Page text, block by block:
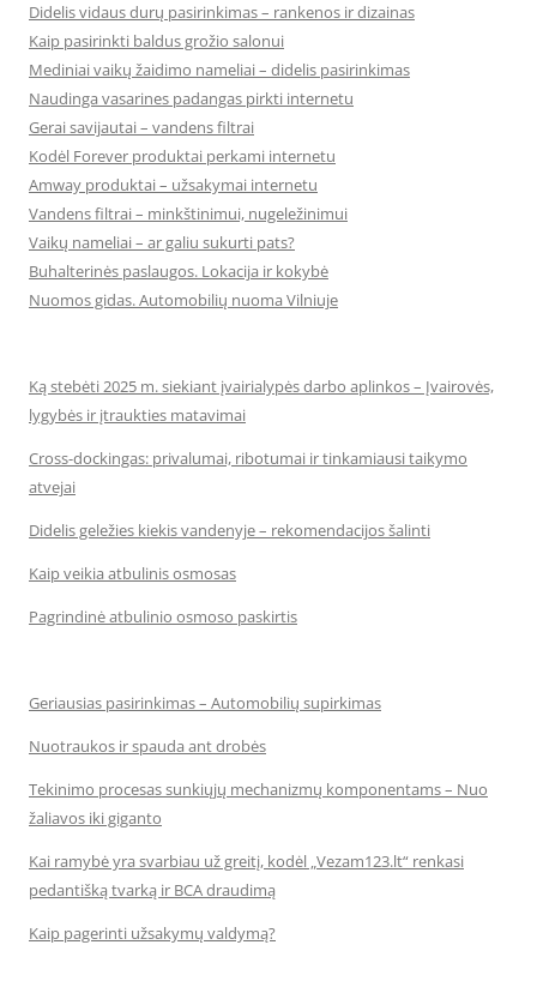
Didelis vidaus durų pasirinkimas – rankenos ir dizainas
Kaip pasirinkti baldus grožio salonui
Mediniai vaikų žaidimo nameliai – didelis pasirinkimas
Naudinga vasarines padangas pirkti internetu
Gerai savijautai – vandens filtrai
Kodėl Forever produktai perkami internetu
Amway produktai – užsakymai internetu
Vandens filtrai – minkštinimui, nugeležinimui
Vaikų nameliai – ar galiu sukurti pats?
Buhalterinės paslaugos. Lokacija ir kokybė
Nuomos gidas. Automobilių nuoma Vilniuje
Ką stebėti 2025 m. siekiant įvairialypės darbo aplinkos – Įvairovės,
lygybės ir įtraukties matavimai
Cross-dockingas: privalumai, ribotumai ir tinkamiausi taikymo
atvejai
Didelis geležies kiekis vandenyje – rekomendacijos šalinti
Kaip veikia atbulinis osmosas
Pagrindinė atbulinio osmoso paskirtis
Geriausias pasirinkimas – Automobilių supirkimas
Nuotraukos ir spauda ant drobės
Tekinimo procesas sunkiųjų mechanizmų komponentams – Nuo
žaliavos iki giganto
Kai ramybė yra svarbiau už greitį, kodėl „Vezam123.lt“ renkasi
pedantišką tvarką ir BCA draudimą
Kaip pagerinti užsakymų valdymą?